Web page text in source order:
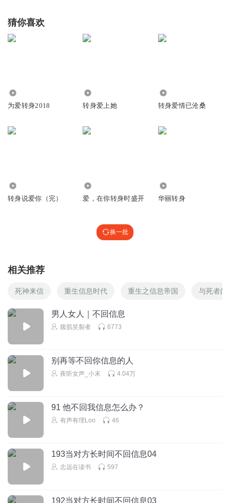
猜你喜欢
为爱转身2018 转身爱上她 转身爱情已沧桑
转身说爱你（完） 爱，在你转身时盛开 华丽转身
换一批
相关推荐
死神来信 重生信息时代 重生之信息帝国 与死者的
男人女人｜不回信息
腹肌笑裂者 6773
别再等不回你信息的人
夜听女声_小末 4.04万
91 他不回我信息怎么办？
有声有理Loo 46
193当对方长时间不回信息04
志远在读书 597
192当对方长时间不回信息03